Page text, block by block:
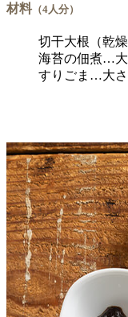
材料（4人分）
切干大根（乾
海苔の佃煮…大
すりごま…大さ